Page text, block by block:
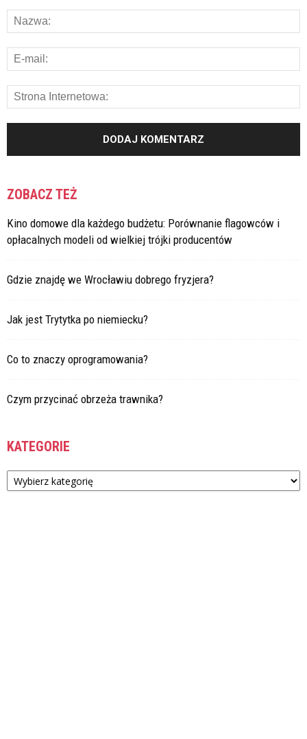
ZOBACZ TEŻ
Kino domowe dla każdego budżetu: Porównanie flagowców i
opłacalnych modeli od wielkiej trójki producentów
Gdzie znajdę we Wrocławiu dobrego fryzjera?
Jak jest Trytytka po niemiecku?
Co to znaczy oprogramowania?
Czym przycinać obrzeża trawnika?
KATEGORIE
Kategorie